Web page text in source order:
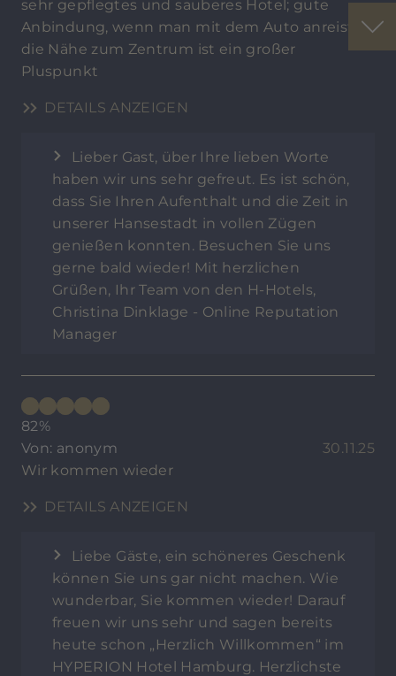
sehr gepflegtes und sauberes Hotel; gute
Anbindung, wenn man mit dem Auto anreist;
die Nähe zum Zentrum ist ein großer
Pluspunkt
DETAILS ANZEIGEN
Lieber Gast, über Ihre lieben Worte
haben wir uns sehr gefreut. Es ist schön,
dass Sie Ihren Aufenthalt und die Zeit in
unserer Hansestadt in vollen Zügen
genießen konnten. Besuchen Sie uns
gerne bald wieder! Mit herzlichen
Grüßen, Ihr Team von den H-Hotels,
Christina Dinklage - Online Reputation
Manager
82%
Von: anonym
30.11.25
Wir kommen wieder
DETAILS ANZEIGEN
Liebe Gäste, ein schöneres Geschenk
können Sie uns gar nicht machen. Wie
wunderbar, Sie kommen wieder! Darauf
freuen wir uns sehr und sagen bereits
heute schon „Herzlich Willkommen“ im
HYPERION Hotel Hamburg. Herzlichste